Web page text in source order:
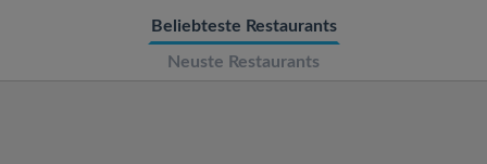
Beliebteste Restaurants
Neuste Restaurants